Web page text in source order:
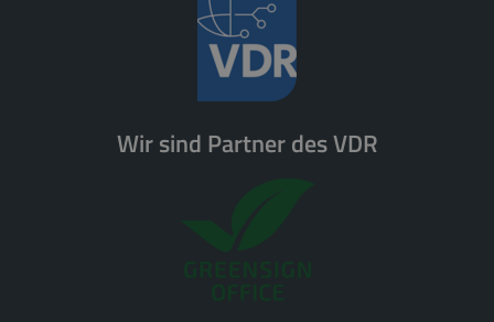
Wir sind Partner des VDR